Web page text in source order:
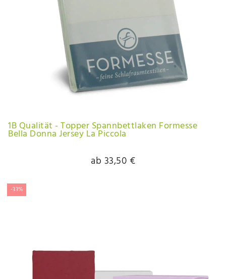
1B Qualität - Topper Spannbettlaken Formesse
Bella Donna Jersey La Piccola
ab 33,50 €
-33%